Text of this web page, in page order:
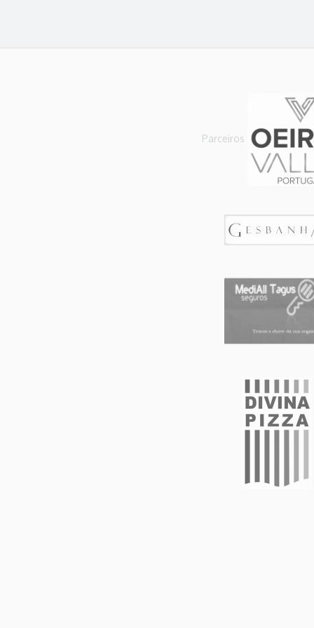
Parceiros